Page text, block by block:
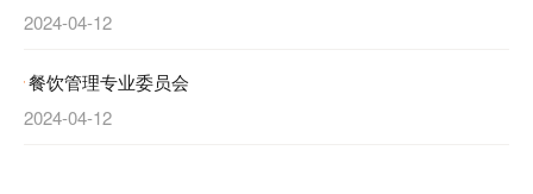
2024-04-12
餐饮管理专业委员会
2024-04-12